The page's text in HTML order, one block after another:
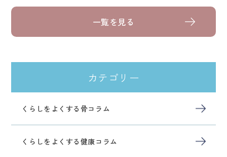
一覧を見る
カテゴリー
くらしをよくする骨コラム
くらしをよくする健康コラム